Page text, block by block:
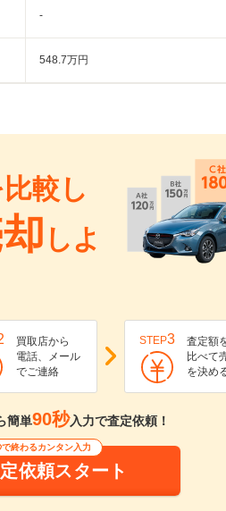
-
548.7万円
較し
しよ
買取店から
電話、メール
でご連絡
STEP3
査定額
比べて
を決め
簡単90秒入力で査定依頼！
終わるカンタン入力
依頼スタート